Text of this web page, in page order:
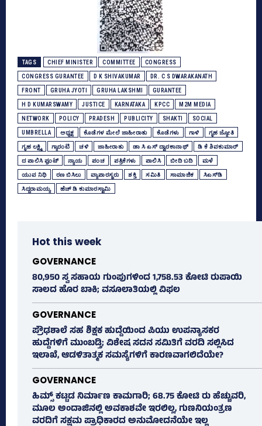
TAGS CHIEF MINISTER COMMITTEE CONGRESS
CONGRESS GURANTEE D K SHIVAKUMAR DR. C S DWARAKANATH
FRONT GRUHA JYOTI GRUHA LAKSHMI GURANTEE
H D KUMARSWAMY JUSTICE KARNATAKA KPCC M2M MEDIA
NETWORK POLICY PRADESH PUBLICITY SHAKTI SOCIAL
UMBRELLA ಅಧ್ಯಕ್ಷ ಕೊಡೆಗಳ ಮೇಲೆ ಜಾಹೀರಾತು ಕೊಡೆಗಳು ಗಾಳಿ ಗೃಹ ಜ್ಯೋತಿ
ಗೃಹ ಲಕ್ಷ್ಮಿ ಗ್ಯಾರಂಟಿ ಚಳಿ ಜಾಹೀರಾತು ಡಾ ಸಿ ಎಸ್‌ ದ್ವಾರಕಾನಾಥ್‌ ಡಿ ಕೆ ಶಿವಕುಮಾರ್
ದ ಪಾಲಿಸಿ ಫ್ರಂಟ್‌ ನ್ಯಾಯ ಪಂಚ ಪತ್ರಿಕೆಗಳು ಪಾಲಿಸಿ ಬೀದಿ ಬದಿ ಮಳೆ
ಯುವ ನಿಧಿ ರಣ ಬಿಸಿಲು ವ್ಯಾಪಾರಸ್ಥರು ಶಕ್ತಿ ಸಮಿತಿ ಸಾಮಾಜಿಕ ಸಿಎಸ್‌ಡಿ
ಸಿದ್ದರಾಮಯ್ಯ ಹೆಚ್‌ ಡಿ ಕುಮಾರಸ್ವಾಮಿ
Hot this week
GOVERNANCE
80,950 ಸ್ವ ಸಹಾಯ ಗುಂಪುಗಳಿಂದ 1,758.53 ಕೋಟಿ ರುಪಾಯಿ
ಸಾಲದ ಹೊರ ಬಾಕಿ; ವಸೂಲಾತಿಯಲ್ಲಿ ವಿಫಲ
GOVERNANCE
ಪ್ರೌಢಶಾಲೆ ಸಹ ಶಿಕ್ಷಕ ಹುದ್ದೆಯಿಂದ ಪಿಯು ಉಪನ್ಯಾಸಕರ
ಹುದ್ದೆಗಳಿಗೆ ಮುಂಬಡ್ತಿ; ವಿಶೇಷ ಸದನ ಸಮಿತಿಗೆ ವರದಿ ಸಲ್ಲಿಸಿದ
ಇಲಾಖೆ, ಆಡಳಿತಾತ್ಮಕ ಸಮಸ್ಯೆಗಳಿಗೆ ಕಾರಣವಾಗಲಿದೆಯೇ?
GOVERNANCE
ಹಿಮ್ಸ್‌ ಕಟ್ಟಡ ನಿರ್ಮಾಣ ಕಾಮಗಾರಿ; 68.75 ಕೋಟಿ ರು ಹೆಚ್ಚುವರಿ,
ಮೂಲ ಅಂದಾಜಿನಲ್ಲಿ ಅವಕಾಶವೇ ಇರಲಿಲ್ಲ, ಗುಣನಿಯಂತ್ರಣ
ವರದಿಗೆ ಸಕ್ಷಮ ಪ್ರಾಧಿಕಾರದ ಅನುಮೋದನೆಯೇ ಇಲ್ಲ